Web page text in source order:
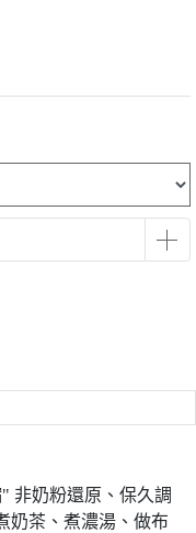
非奶粉還原、保久調
奶茶、煮濃湯、做布